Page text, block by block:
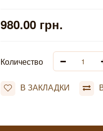
980.00 грн.
Количество
В ЗАКЛАДКИ